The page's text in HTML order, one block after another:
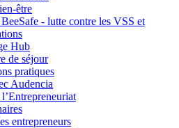
être
- lutte contre les VSS et
Hub
de séjour
pratiques
Audencia
entrepreneurs